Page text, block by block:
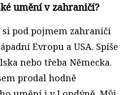
umění v zahraničí?
pod pojmem zahraničí
Evropu a USA. Spíše
nebo třeba Německa.
prodal hodně